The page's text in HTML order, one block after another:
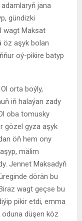
jana
gündizki
wagt Maksat
öz aşyk bolan
oý-pikire batyp
orta boýly,
iň halaýan zady
oba tomusky
gözel gyza aşyk
öň hem ony
mälim
Jennet Maksadyň
dörän bu
wagt geçse bu
pikir etdi, emma
oduna düşen köz